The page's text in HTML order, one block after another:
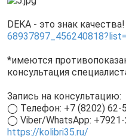
DEKA - это знак качества!
*имеются
консультация
Запись на консультацию:
◯ Телефон: +7 (8202) 62-
◯ Viber/WhatsApp:
https://kolibri35.ru/